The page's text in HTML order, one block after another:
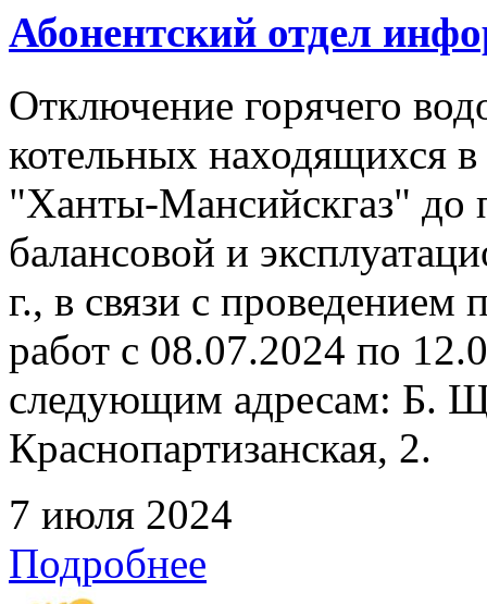
Абонентский отдел
Отключение горячего
котельных находящихся
"Ханты-Мансийскгаз" до
балансовой и
г., в связи с
работ с 08.07.2024 по
следующим адресам: Б.
Краснопартизанская, 2.
7 июля 2024
Подробнее